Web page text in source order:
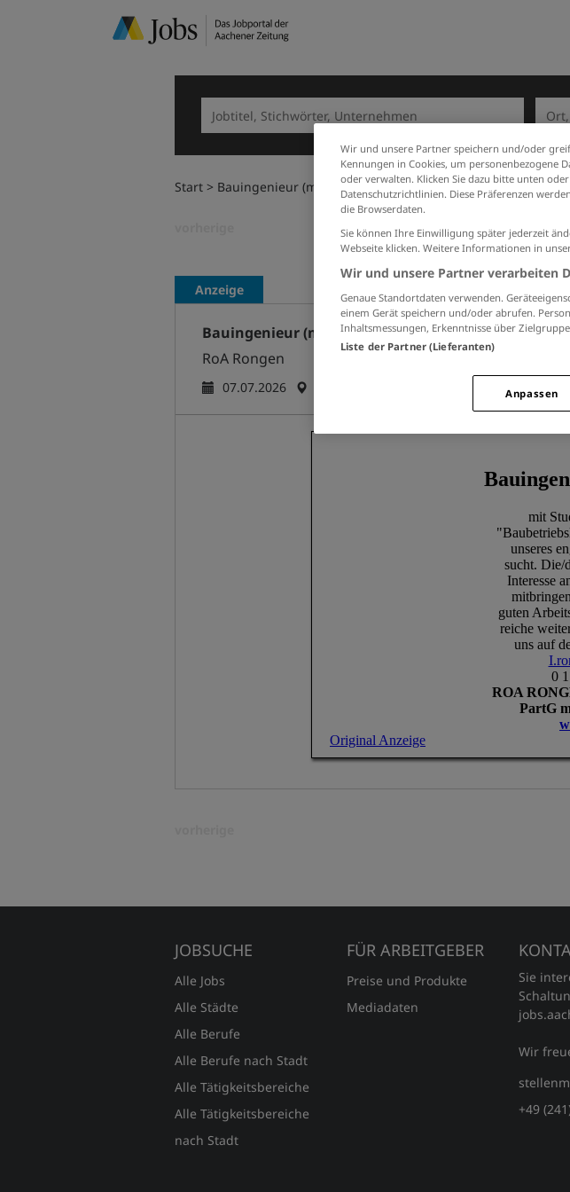
Start Bauingenieur (m/w/d)
Anzeige
Bauingenieur (m/w/d)
RoA Rongen
07.07.2026
JOBSUCHE
Alle Jobs
Alle Städte
Alle Berufe
Alle Berufe nach Stadt
Alle Tätigkeitsbereiche
Alle Tätigkeitsbereiche
nach Stadt
FÜR ARBEITGEBER
Preise und Produkte
Mediadaten
Sie
Wir
+49
Wir und unsere Partner speichern und/oder
Kennungen in Cookies, um personenbezogene
oder verwalten. Klicken Sie dazu bitte unten
Datenschutzrichtlinien. Diese Präferenzen
die Browserdaten.
Sie können Ihre Einwilligung später jederzeit
Webseite klicken. Weitere Informationen in
Wir und unsere Partner verarbeiten
Genaue Standortdaten verwenden.
einem Gerät speichern und/oder abrufen.
Inhaltsmessungen, Erkenntnisse über
Liste der Partner (Lieferanten)
Anpassen